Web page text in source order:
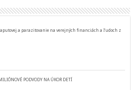
a parazitovanie na verejných financiách a ľudoch z
PODVODY NA ÚKOR DETÍ